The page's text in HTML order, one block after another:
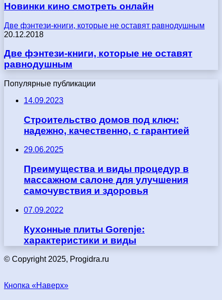
Новинки кино смотреть онлайн
Две фэнтези-книги, которые не оставят равнодушным
20.12.2018
Две фэнтези-книги, которые не оставят
равнодушным
Популярные публикации
14.09.2023
Строительство домов под ключ:
надежно, качественно, с гарантией
29.06.2025
Преимущества и виды процедур в
массажном салоне для улучшения
самочувствия и здоровья
07.09.2022
Кухонные плиты Gorenje:
характеристики и виды
© Copyright 2025, Progidra.ru
Кнопка «Наверх»